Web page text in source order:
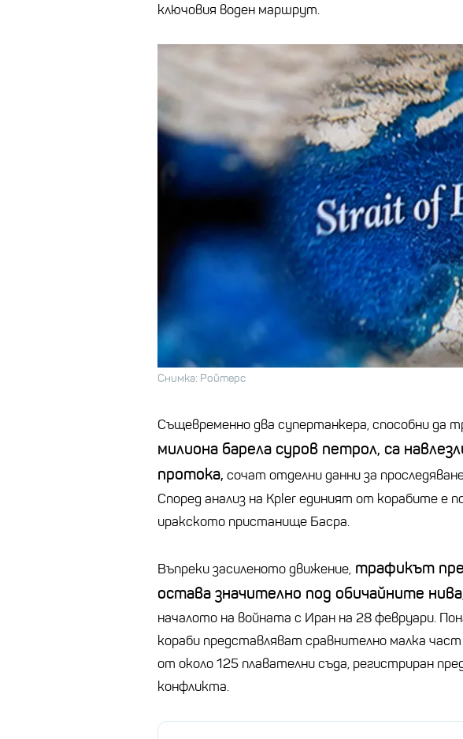
ключовия воден маршрут.
Снимка: Ройтерс
Същевременно два супертанкера, способни да
милиона барела суров петрол, са
протока, сочат отделни данни за
Според анализ на Kpler единият от корабите е
иракското пристанище Басра.
Въпреки засиленото движение, трафикът
остава значително под обичайните нива
началото на войната с Иран на 28 февруари.
кораби представляват сравнително малка
от около 125 плавателни съда, регистриран
конфликта.